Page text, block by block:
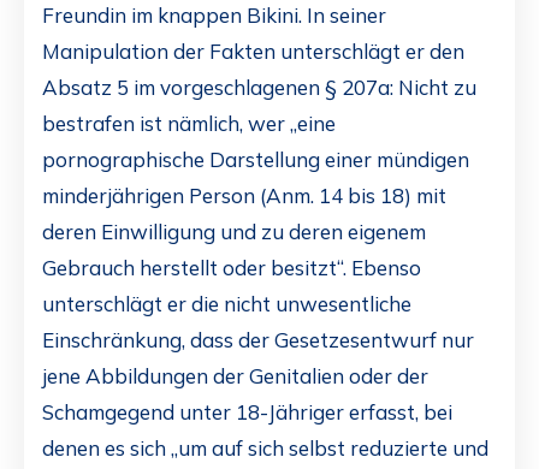
Freundin im knappen Bikini. In seiner
Manipulation der Fakten unterschlägt er den
Absatz 5 im vorgeschlagenen § 207a: Nicht zu
bestrafen ist nämlich, wer „eine
pornographische Darstellung einer mündigen
minderjährigen Person (Anm. 14 bis 18) mit
deren Einwilligung und zu deren eigenem
Gebrauch herstellt oder besitzt“. Ebenso
unterschlägt er die nicht unwesentliche
Einschränkung, dass der Gesetzesentwurf nur
jene Abbildungen der Genitalien oder der
Schamgegend unter 18-Jähriger erfasst, bei
denen es sich „um auf sich selbst reduzierte und